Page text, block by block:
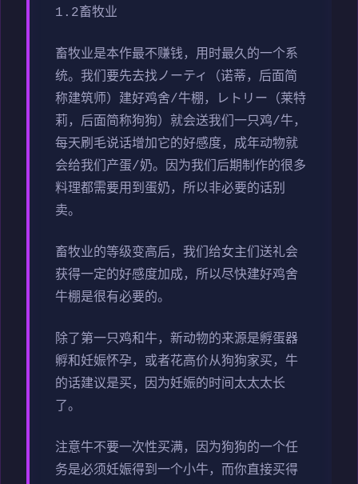
1.2畜牧业
畜牧业是本作最不赚钱，用时最久的一个系
统。我们要先去找ノーティ（诺蒂，后面简
称建筑师）建好鸡舍/牛棚，レトリー（莱特
莉，后面简称狗狗）就会送我们一只鸡/牛，
每天刷毛说话增加它的好感度，成年动物就
会给我们产蛋/奶。因为我们后期制作的很多
料理都需要用到蛋奶，所以非必要的话别
卖。
畜牧业的等级变高后，我们给女主们送礼会
获得一定的好感度加成，所以尽快建好鸡舍
牛棚是很有必要的。
除了第一只鸡和牛，新动物的来源是孵蛋器
孵和妊娠怀孕，或者花高价从狗狗家买，牛
的话建议是买，因为妊娠的时间太太太长
了。
注意牛不要一次性买满，因为狗狗的一个任
务是必须妊娠得到一个小牛，而你直接买得